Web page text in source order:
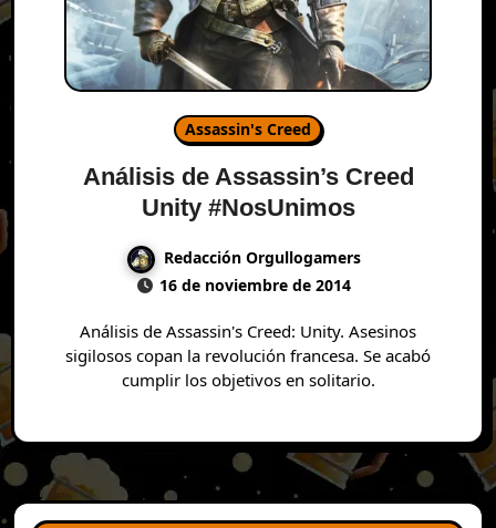
Assassin's Creed
Análisis de Assassin’s Creed
Unity #NosUnimos
Redacción Orgullogamers
16 de noviembre de 2014
Análisis de Assassin's Creed: Unity. Asesinos
sigilosos copan la revolución francesa. Se acabó
cumplir los objetivos en solitario.